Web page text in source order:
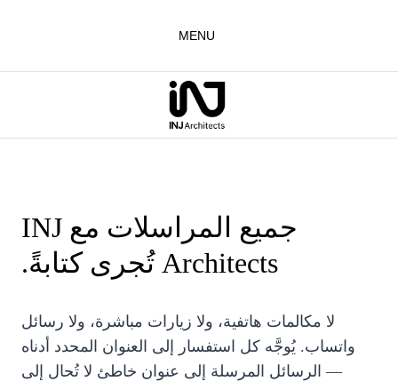
MENU
جميع المراسلات مع INJ
Architects تُجرى كتابةً.
لا مكالمات هاتفية، ولا زيارات مباشرة، ولا رسائل
واتساب. يُوجَّه كل استفسار إلى العنوان المحدد أدناه
— الرسائل المرسلة إلى عنوان خاطئ لا تُحال إلى